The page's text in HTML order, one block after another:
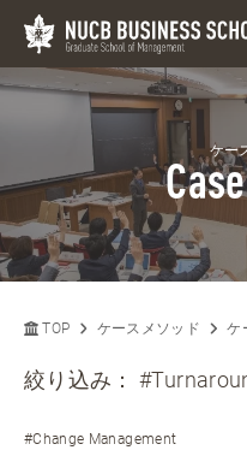
ケー
TOP ケースメソッド ケ
絞り込み：
#Change Management